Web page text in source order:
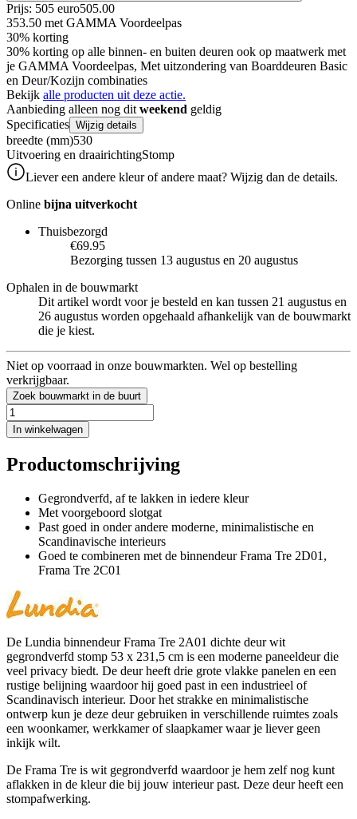
Prijs: 505 euro505.00
353.50 met GAMMA Voordeelpas
30% korting
30% korting op alle binnen- en buiten deuren ook op maatwerk met
je GAMMA Voordeelpas, Met uitzondering van Boarddeuren Basic
en Deur/Kozijn combinaties
Bekijk alle producten uit deze actie.
Aanbieding alleen nog dit weekend geldig
Specificaties Wijzig details
breedte (mm)530
Uitvoering en draairichtingStomp
Liever een andere kleur of andere maat? Wijzig dan de details.
Online bijna uitverkocht
Thuisbezorgd
€69.95
Bezorging tussen 13 augustus en 20 augustus
Ophalen in de bouwmarkt
Dit artikel wordt voor je besteld en kan tussen 21 augustus en
26 augustus worden opgehaald afhankelijk van de bouwmarkt
die je kiest.
Niet op voorraad in onze bouwmarkten. Wel op bestelling
verkrijgbaar.
Zoek bouwmarkt in de buurt
In winkelwagen
Productomschrijving
Gegrondverfd, af te lakken in iedere kleur
Met voorgeboord slotgat
Past goed in onder andere moderne, minimalistische en
Scandinavische interieurs
Goed te combineren met de binnendeur Frama Tre 2D01,
Frama Tre 2C01
De Lundia binnendeur Frama Tre 2A01 dichte deur wit
gegrondverfd stomp 53 x 231,5 cm is een moderne paneeldeur die
veel privacy biedt. De deur heeft drie grote vlakke panelen en een
rustige belijning waardoor hij goed past in een industrieel of
Scandinavisch interieur. Door het strakke en minimalistische
ontwerp kun je deze deur gebruiken in verschillende ruimtes zoals
een woonkamer, werkkamer of slaapkamer waar je liever geen
inkijk wilt.
De Frama Tre is wit gegrondverfd waardoor je hem zelf nog kunt
aflakken in de kleur die bij jouw interieur past. Deze deur heeft een
stompafwerking.